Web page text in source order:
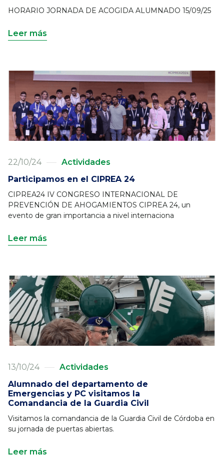
HORARIO JORNADA DE ACOGIDA ALUMNADO 15/09/25
Leer más
22/10/24
Actividades
Participamos en el CIPREA 24
CIPREA24 IV CONGRESO INTERNACIONAL DE
PREVENCIÓN DE AHOGAMIENTOS CIPREA 24, un
evento de gran importancia a nivel internaciona
Leer más
13/10/24
Actividades
Alumnado del departamento de
Emergencias y PC visitamos la
Comandancia de la Guardia Civil
Visitamos la comandancia de la Guardia Civil de Córdoba en
su jornada de puertas abiertas.
Leer más